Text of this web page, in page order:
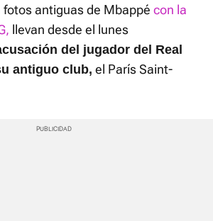
antiguas de Mbappé con la
llevan desde el lunes
del jugador del Real
antiguo club, el París Saint-